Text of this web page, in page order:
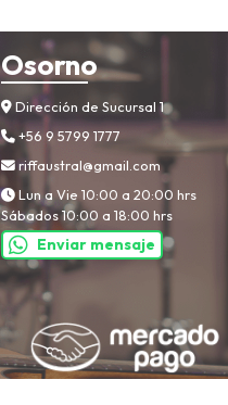
Osorno
Dirección de Sucursal 1
+56 9 5799 1777
riffaustral@gmail.com
Lun a Vie 10:00 a 20:00 hrs
Sábados 10:00 a 18:00 hrs
Enviar mensaje